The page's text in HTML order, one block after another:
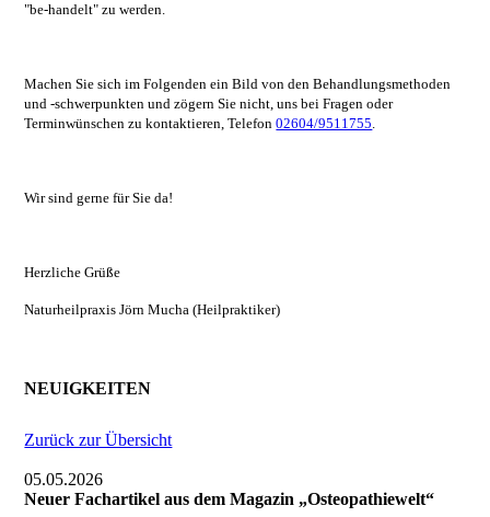
"be-handelt" zu werden.
Machen Sie sich im Folgenden ein Bild von den Behandlungsmethoden
und -schwerpunkten und zögern Sie nicht, uns bei Fragen oder
Terminwünschen zu kontaktieren, Telefon02604/9511755.
Wir sind gerne für Sie da!
Herzliche Grüße
Naturheilpraxis Jörn Mucha (Heilpraktiker)
NEUIGKEITEN
Zurück zur Übersicht
05.05.2026
Neuer Fachartikel aus dem Magazin „Osteopathiewelt“